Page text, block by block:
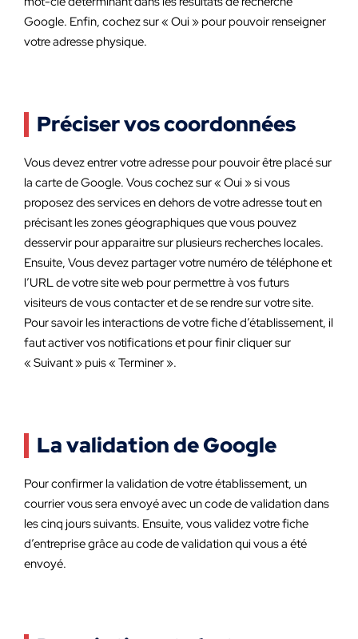
Google. Enfin, cochez sur « Oui » pour pouvoir renseigner
votre adresse physique.
Préciser vos coordonnées
Vous devez entrer votre adresse pour pouvoir être placé sur
la carte de Google. Vous cochez sur « Oui » si vous
proposez des services en dehors de votre adresse tout en
précisant les zones géographiques que vous pouvez
desservir pour apparaitre sur plusieurs recherches locales.
Ensuite, Vous devez partager votre numéro de téléphone et
l’URL de votre site web pour permettre à vos futurs
visiteurs de vous contacter et de se rendre sur votre site.
Pour savoir les interactions de votre fiche d’établissement, il
faut activer vos notifications et pour finir cliquer sur
« Suivant » puis « Terminer ».
La validation de Google
Pour confirmer la validation de votre établissement, un
courrier vous sera envoyé avec un code de validation dans
les cinq jours suivants. Ensuite, vous validez votre fiche
d’entreprise grâce au code de validation qui vous a été
envoyé.